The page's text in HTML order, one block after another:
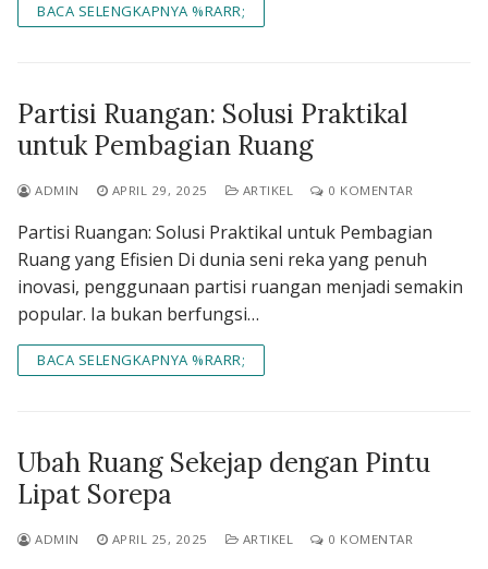
BACA SELENGKAPNYA %RARR;
Partisi Ruangan: Solusi Praktikal
untuk Pembagian Ruang
ADMIN APRIL 29, 2025 ARTIKEL 0 KOMENTAR
Partisi Ruangan: Solusi Praktikal untuk Pembagian
Ruang yang Efisien Di dunia seni reka yang penuh
inovasi, penggunaan partisi ruangan menjadi semakin
popular. Ia bukan berfungsi…
BACA SELENGKAPNYA %RARR;
Ubah Ruang Sekejap dengan Pintu
Lipat Sorepa
ADMIN APRIL 25, 2025 ARTIKEL 0 KOMENTAR